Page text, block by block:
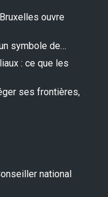
ouvre
symbole de…
: ce que les
ses frontières,
national